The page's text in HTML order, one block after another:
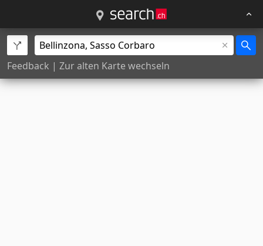
Feedback | Zur alten Karte wechseln